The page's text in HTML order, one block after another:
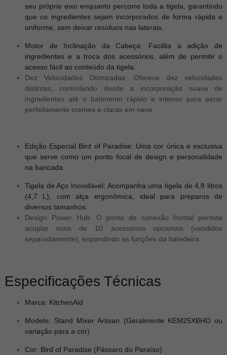
seu próprio eixo enquanto percorre toda a tigela, garantindo
que os ingredientes sejam incorporados de forma rápida e
uniforme, sem deixar resíduos nas laterais.
Motor de Inclinação da Cabeça: Facilita a adição de
ingredientes e a troca dos acessórios, além de permitir o
acesso fácil ao conteúdo da tigela.
Dez Velocidades Otimizadas: Oferece dez velocidades
distintas, controlando desde a incorporação suave de
ingredientes até o batimento rápido e intenso para aerar
perfeitamente cremes e claras em neve.
Edição Especial Bird of Paradise: Uma cor única e exclusiva
que serve como um ponto focal de design e personalidade
na bancada.
Tigela de Aço Inoxidável: Acompanha uma tigela de 4,8 litros
(4,7 L), com alça ergonômica, ideal para preparos de
diversos tamanhos.
Design Power Hub: O ponto de conexão frontal permite
acoplar mais de 10 acessórios opcionais (vendidos
separadamente), expandindo as funções da batedeira.
Especificações Técnicas
Marca: KitchenAid
Modelo: Stand Mixer Artisan (Geralmente KEM25XBHO ou
variação para a cor)
Cor: Bird of Paradise (Pássaro do Paraíso)